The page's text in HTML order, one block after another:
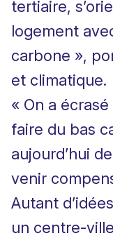
tertiaire,
logement
carbone »,
et climatique.
« On a
faire du bas
aujourd’hui
venir
Autant
un centre-